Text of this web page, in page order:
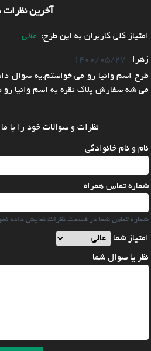
آخرین نظرات
امتیاز کلی کاربران به این طرح: عالی
زهرا
1400/05/27
طرح اسم وانیا رو می خواستم.یه سوال
می شه سفارش پلاک نقره به اسم وانیا رو
نظرات و سوالات خود را با
نام و نام خانوادگی
شماره تماس همراه
شماره تماس شما در قسمت نظرات نمایش داده
امتیاز شما
نظر یا سوال شما